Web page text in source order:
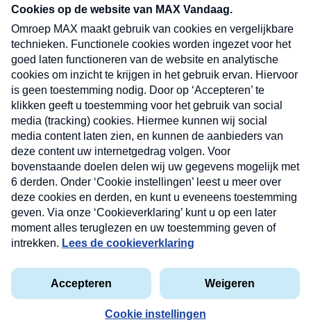
nieuwsbrief. Elke vrijdag- en dinsdagochtend in
uw mailbox.
Verzend
Privacyverklaring
Cookieverklaring
Kwetsbaarheid melden
Copyright © 2026 MAX Vandaag - Omroep MAX
Nieuwsbrief
Neem hier een gratis abonnement op onze
nieuwsbrief. Elke vrijdag- en dinsdagochtend in uw